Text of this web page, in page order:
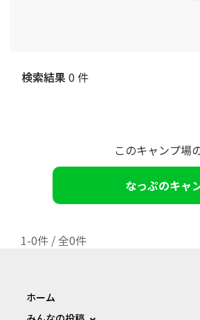
検索結果0 件
このキャンプ場
なっぷのキャ
1-0件 / 全0件
ホーム